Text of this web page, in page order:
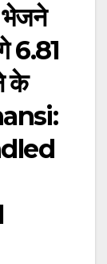
भेजने
6.81
के